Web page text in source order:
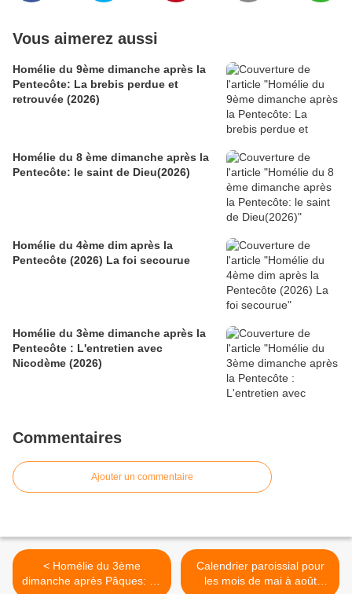
Vous aimerez aussi
Homélie du 9ème dimanche après la
Pentecôte: La brebis perdue et
retrouvée (2026)
Homélie du 8 ème dimanche après la
Pentecôte: le saint de Dieu(2026)
Homélie du 4ème dim après la
Pentecôte (2026) La foi secourue
Homélie du 3ème dimanche après la
Pentecôte : L'entretien avec
Nicodème (2026)
Commentaires
Ajouter un commentaire
< Homélie du 3ème
dimanche après Pâques: La
Calendrier paroissial pour
les mois de mai à août